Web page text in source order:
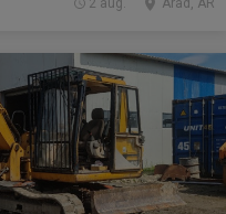
Arad, AR
2 aug.